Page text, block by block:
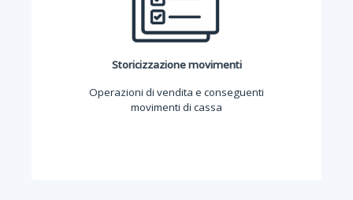
Storicizzazione movimenti
Operazioni di vendita e conseguenti
movimenti di cassa